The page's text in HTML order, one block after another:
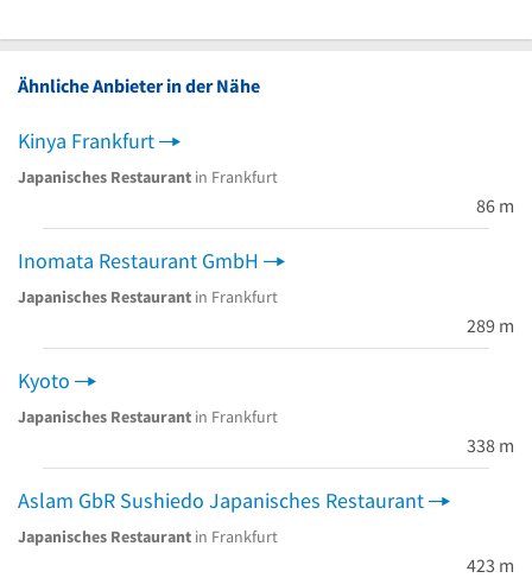
Ähnliche Anbieter in der Nähe
Kinya Frankfurt
Japanisches Restaurant in Frankfurt
86 m
Inomata Restaurant GmbH
Japanisches Restaurant in Frankfurt
289 m
Kyoto
Japanisches Restaurant in Frankfurt
338 m
Aslam GbR Sushiedo Japanisches Restaurant
Japanisches Restaurant in Frankfurt
423 m